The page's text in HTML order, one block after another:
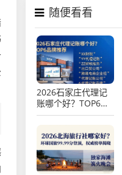
随便看看
2026石家庄代理记
账哪个好？TOP6品
牌推荐